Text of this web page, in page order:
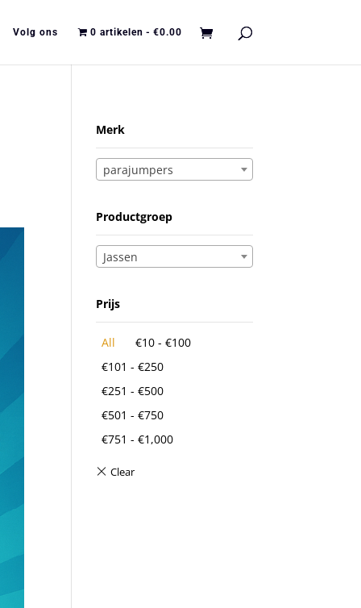
Volg ons 0 artikelen €0.00
Merk
parajumpers
Productgroep
Jassen
Prijs
All €10 -€100
€101 -€250
€251 -€500
€501 -€750
€751 -€1,000